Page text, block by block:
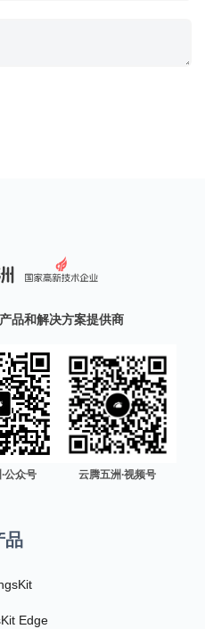
品和解决方案提供商
公众号 云腾五洲·视频号
品
Edge